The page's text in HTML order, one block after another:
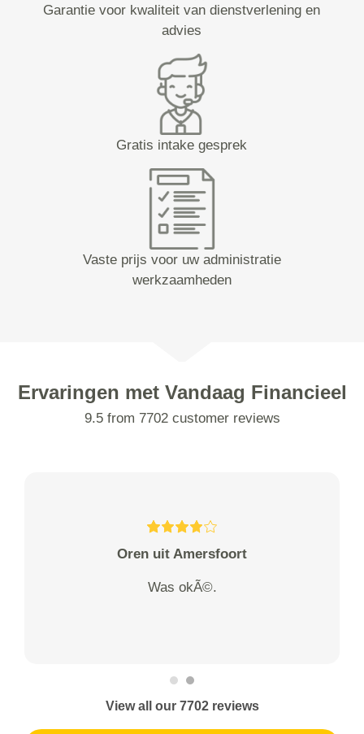
Garantie voor kwaliteit van dienstverlening en
advies
Gratis intake gesprek
Vaste prijs voor uw administratie
werkzaamheden
Ervaringen met Vandaag Financieel
9.5 from 7702 customer reviews
Oren uit Amersfoort
Was okÃ©.
View all our 7702 reviews